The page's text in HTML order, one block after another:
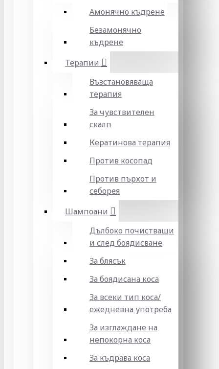
Амонячно къдрене
Безамонячно
къдрене
Терапии
Възстановяваща
терапия
За чувствителен
скалп
Кератинова терапия
Против косопад
Против пърхот и
себорея
Шампоани
Дълбоко почистващи
и след боядисване
За блясък
За боядисана коса
За всеки тип коса/
ежедневна употреба
За изглаждане на
непокорна коса
За къдрава коса